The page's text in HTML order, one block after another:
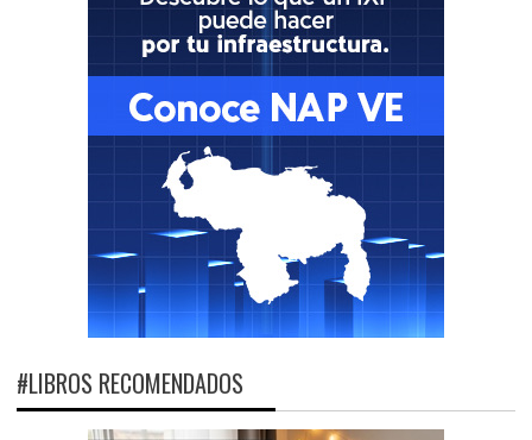
#LIBROS RECOMENDADOS